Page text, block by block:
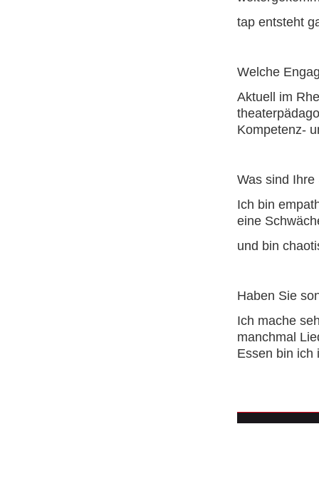
tap entsteht
Welche
Aktuell im
Kompetenz-
Was sind
Ich bin
eine
und bin
Haben Sie
Ich mache
manchmal
Essen bin ich